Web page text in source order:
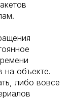
на объекте.
либо вовсе